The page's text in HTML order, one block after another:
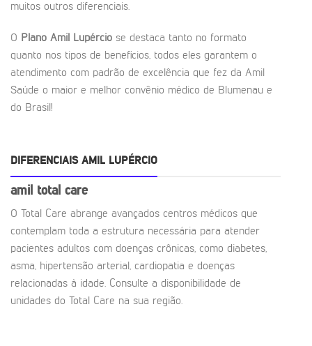
muitos outros diferenciais.
O Plano Amil Lupércio se destaca tanto no formato
quanto nos tipos de benefícios, todos eles garantem o
atendimento com padrão de excelência que fez da Amil
Saúde o maior e melhor convênio médico de Blumenau e
do Brasil!
DIFERENCIAIS AMIL LUPÉRCIO
amil total care
O Total Care abrange avançados centros médicos que
contemplam toda a estrutura necessária para atender
pacientes adultos com doenças crônicas, como diabetes,
asma, hipertensão arterial, cardiopatia e doenças
relacionadas à idade. Consulte a disponibilidade de
unidades do Total Care na sua região.